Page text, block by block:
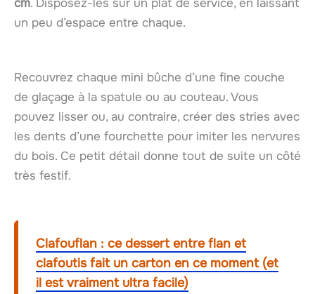
cm. Disposez-les sur un plat de service, en laissant
un peu d’espace entre chaque.
Recouvrez chaque mini bûche d’une fine couche
de glaçage à la spatule ou au couteau. Vous
pouvez lisser ou, au contraire, créer des stries avec
les dents d’une fourchette pour imiter les nervures
du bois. Ce petit détail donne tout de suite un côté
très festif.
Clafouflan : ce dessert entre flan et
clafoutis fait un carton en ce moment (et
il est vraiment ultra facile)